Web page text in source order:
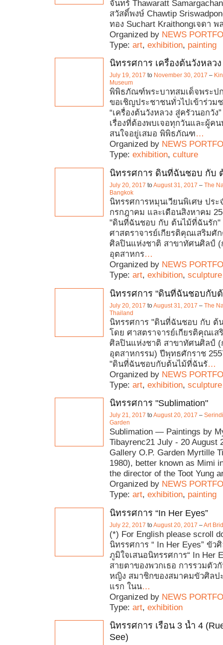
จันทร์ Thawaratt
สวัสดิ์พงษ์ Chawtip
ทอง Suchart Kraithongเจดา พ
Organized by NEWS
Type: art, exhibition, painting
นิทรรศการ เครื่องต้นวังหลว
July 19, 2017 to November 30, 2017 –
Museum
พิพิธภัณฑ์พระบาทสมเด็จพระปก
ขอเชิญประชาชนทั่วไปเข้าร่วม
“เครื่องต้นวังหลวง สู่ครัวนอกวัง
เรื่องที่ต้องพบเจอทุกวันและผู้ค
สนใจอยู่เสมอ พิพิธภัณฑ…
Organized by NEWS
Type: exhibition, culture
นิทรรศการ ดินที่ฉันชอบ กับ
July 20, 2017 toAugust 31, 2017 – The
Bangkok
นิทรรศการหมุนเวียนพิเศษ ประ
กรกฎาคม และเดือนสิงหาคม
"ดินที่ฉันชอบ กับ ต้นไม้ที่ฉันรัก"
ศาสตราจารย์เกียรติคุณเสริมศั
ศิลปินแห่งชาติ สาขาทัศนศิลป์ (
อุตสาหกร…
Organized by NEWS
Type: art, exhibition, sculpture
นิทรรศการ "ดินที่ฉันชอบกับ
July 20, 2017 toAugust 31, 2017 – The
Thailand
นิทรรศการ "ดินที่ฉันชอบ กับ ต้
โดย ศาสตราจารย์เกียรติคุณเ
ศิลปินแห่งชาติ สาขาทัศนศิลป์ (
อุตสาหกรรม) ปีพุทธศักราช
"ดินที่ฉันชอบกับต้นไม้ที่ฉันรั…
Organized by NEWS
Type: art, exhibition, sculpture
นิทรรศการ "Sublimation"
July 21, 2017 toAugust 20, 2017 –
Garden
Sublimation — Paintings by
Tibayrenc21 July - 20 August
Gallery O.P. Garden Myrtille
1980), better known as Mimi
the director of the Toot Yung
Organized by NEWS
Type: art, exhibition, painting
นิทรรศการ “In Her Eyes”
July 22, 2017 toAugust 20, 2017 –Art
(*) For English please scroll
นิทรรศการ “ In Her Eyes” ขัว
ภูมิใจเสนอนิทรรศการ“ In Her
สายตาของพวกเธอ การรวมตัว
หญิง สมาชิกของสมาคมขัวศิลป
แรก ในน…
Organized by NEWS
Type: art, exhibition
นิทรรศการ เรือน 3 น้ำ 4
See)